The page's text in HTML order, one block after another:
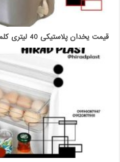
قیمت یخدان پلاستیکی 40 لیتری کلمن صندوقی + مشاوره رایگان